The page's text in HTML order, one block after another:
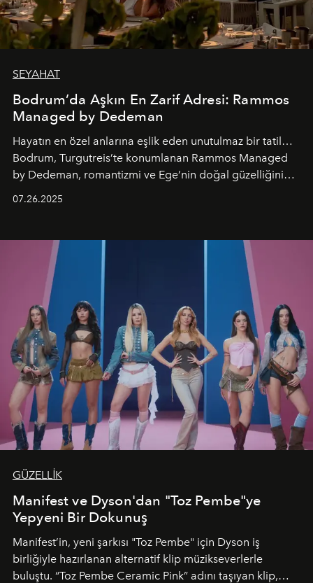
SEYAHAT
Bodrum’da Aşkın En Zarif Adresi: Rammos
Managed by Dedeman
Hayatın en özel anlarına eşlik eden unutulmaz bir tatil…
Bodrum, Turgutreis’te konumlanan Rammos Managed
by Dedeman, romantizmi ve Ege’nin doğal güzelliğini
07.26.2025
GÜZELLİK
Manifest ve Dyson'dan "Toz Pembe"ye
Yepyeni Bir Dokunuş
Manifest’in, yeni şarkısı "Toz Pembe" için Dyson iş
birliğiyle hazırlanan alternatif klip müzikseverlerle
buluştu. “Toz Pembe Ceramic Pink” adını taşıyan klip,